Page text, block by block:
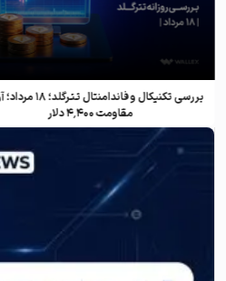
بررسی تکنیکال و فاندامنتال
مقاومت ۴٬۴۰۰ دلار